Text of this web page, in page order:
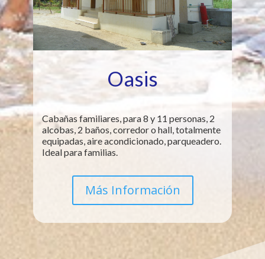
Oasis
Cabañas familiares, para 8 y 11 personas, 2
alcobas, 2 baños, corredor o hall, totalmente
equipadas, aire acondicionado, parqueadero.
Ideal para familias.
Más Información